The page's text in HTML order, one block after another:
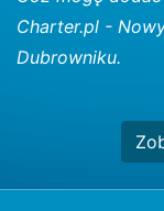
Charter.pl -
Dubrowniku.